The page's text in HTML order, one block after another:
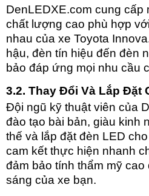
DenLEDXE.com cung cấp
chất lượng cao phù hợp
nhau của xe Toyota
hậu, đèn tín hiệu đến đèn
bảo đáp ứng mọi nhu cầu
3.2. Thay Đổi Và Lắp Đặt
Đội ngũ kỹ thuật viên của
đào tạo bài bản, giàu kinh
thế và lắp đặt đèn LED
cam kết thực hiện nhanh
đảm bảo tính thẩm mỹ
sáng của xe bạn.